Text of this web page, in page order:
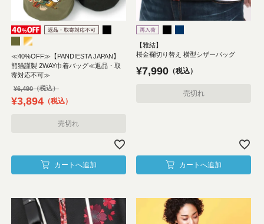
≪40%OFF≫【PANDIESTA JAPAN】
熊猫謹製 2WAY巾着バッグ≪返品・取
寄対応不可≫
¥6,490
¥3,894 税込
売切れ
カートへ追加
【雅結】
桜金襴切り替え 横型シザーバッグ
¥7,990 税込
売切れ
カートへ追加